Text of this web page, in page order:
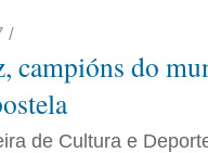
/
campións do
de Cultura e